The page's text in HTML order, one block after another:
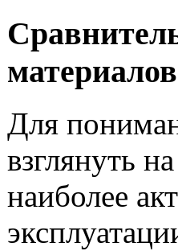
Для
взглянуть
наиболее